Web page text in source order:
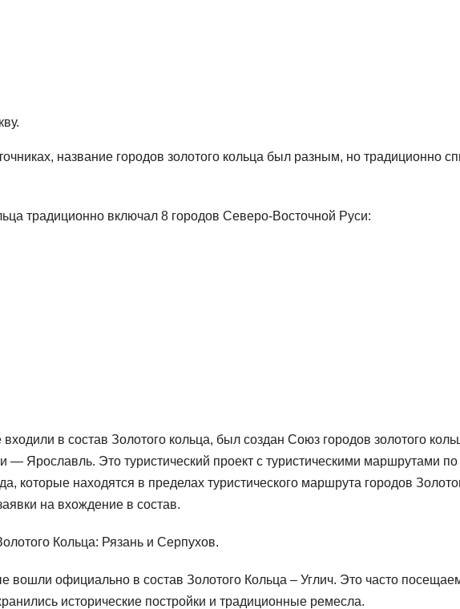
название городов золотого кольца был разным, но традиционно
традиционно включал 8 городов Северо-Восточной Руси:
в состав Золотого кольца, был создан Союз городов золотого
— Ярославль. Это туристический проект с туристическими маршрутами по
которые находятся в пределах туристического маршрута городов
на вхождение в состав.
Кольца: Рязань и Серпухов.
вошли официально в состав Золотого Кольца – Углич. Это часто
исторические постройки и традиционные ремесла.